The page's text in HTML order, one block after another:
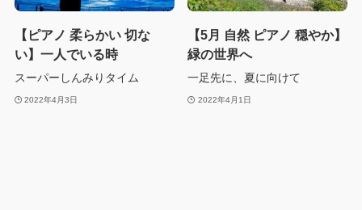
【ピアノ 柔らかい 切な
い】一人でいる時
スーパーしんみりタイム
2022年4月3日
【5月 自然 ピアノ 穏やか】
緑の世界へ
一足先に、夏に向けて
2022年4月1日